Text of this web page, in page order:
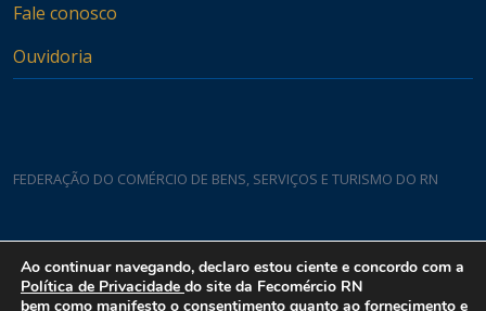
Fale conosco
Ouvidoria
FEDERAÇÃO DO COMÉRCIO DE BENS, SERVIÇOS E TURISMO DO RN
Rua Padre João Damasceno, 1935 - Lagoa Nova CEP 59075-760
Ao continuar navegando, declaro estou ciente e concordo com a
Política de Privacidade do site da Fecomércio RN
bem como manifesto o consentimento quanto ao fornecimento e